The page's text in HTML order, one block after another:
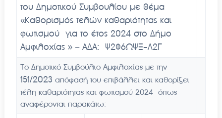
του Δημοτικού Συμβουλίου με θέμα
«Καθορισμός τελών καθαριότητας και
φωτισμού για το έτος 2024 στο Δήμο
Αμφιλοχίας» – ΑΔΑ: Ψ2Φ6ΩΨΞ-Λ2Γ
Το Δημοτικό Συμβούλιο Αμφιλοχίας με την
151/2023 απόφασή του επιβάλλει και καθορίζει
τέλη καθαριότητας και φωτισμού 2024 όπως
αναφέρονται παρακάτω: